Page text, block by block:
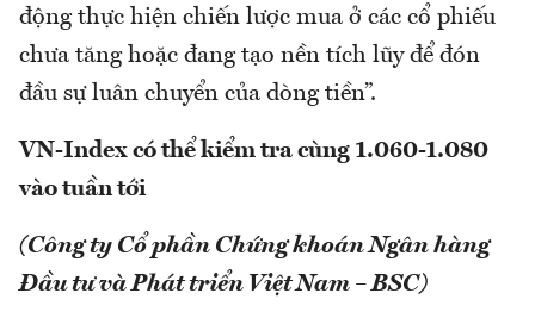
động thực hiện chiến lược mua ở các cổ phiếu
chưa tăng hoặc đang tạo nền tích lũy để đón
đầu sự luân chuyển của dòng tiền”.
VN-Index có thể kiểm tra cùng 1.060-1.080
vào tuần tới
(Công ty Cổ phần Chứng khoán Ngân hàng
Đầu tư và Phát triển Việt Nam – BSC)